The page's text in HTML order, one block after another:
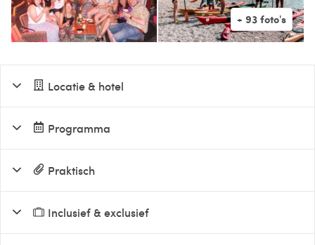
Locatie & hotel
Programma
Praktisch
Inclusief & exclusief